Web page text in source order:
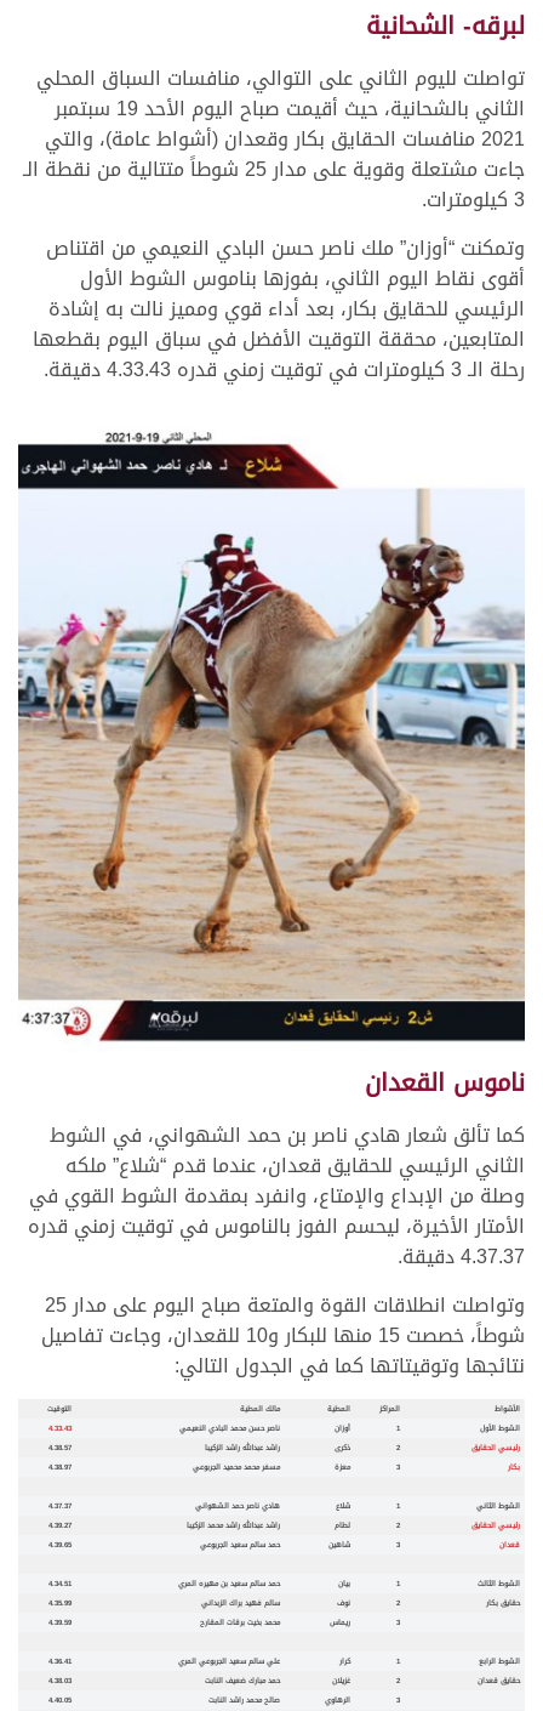
لبرقه- الشحانية
تواصلت لليوم الثاني على التوالي، منافسات السباق المحلي
الثاني بالشحانية، حيث أقيمت صباح اليوم الأحد 19 سبتمبر
2021 منافسات الحقايق بكار وقعدان (أشواط عامة)، والتي
جاءت مشتعلة وقوية على مدار 25 شوطاً متتالية من نقطة الـ
3 كيلومترات.
وتمكنت “أوزان” ملك ناصر حسن البادي النعيمي من اقتناص
أقوى نقاط اليوم الثاني، بفوزها بناموس الشوط الأول
الرئيسي للحقايق بكار، بعد أداء قوي ومميز نالت به إشادة
المتابعين، محققة التوقيت الأفضل في سباق اليوم بقطعها
رحلة الـ 3 كيلومترات في توقيت زمني قدره 4.33.43 دقيقة.
ناموس القعدان
كما تألق شعار هادي ناصر بن حمد الشهواني، في الشوط
الثاني الرئيسي للحقايق قعدان، عندما قدم “شلاع” ملكه
وصلة من الإبداع والإمتاع، وانفرد بمقدمة الشوط القوي في
الأمتار الأخيرة، ليحسم الفوز بالناموس في توقيت زمني قدره
4.37.37 دقيقة.
وتواصلت انطلاقات القوة والمتعة صباح اليوم على مدار 25
شوطاً، خصصت 15 منها للبكار و10 للقعدان، وجاءت تفاصيل
نتائجها وتوقيتاتها كما في الجدول التالي:
الأشواط المراكز المطية مالك المطية
التوقيت
الشوط الأول
1 أوزان ناصر حسن محمد البادي النعيمي
4.33.43
رئيسي الحقايق
2 ذكرى راشد عبدالله راشد الزكيبا
4.38.57
بكار
3 معزة مسفر محمد محميد الجربوعي 4.38.97
الشوط الثاني 1 شلاع هادي ناصر حمد الشهواني
4.37.37
رئيسي الحقايق
2 لطام راشد عبدالله راشد محمد الزكيبا
4.39.27
قعدان
3 شاهين حمد سالم سعيد الجربوعي 4.39.65
الشوط الثالث 1 بيان حمد سالم سعيد بن مهيره المري
4.34.51
حقايق بكار
2 نوف سالم فهيد براك الزبداني
4.35.99
3
ريماس محمد بخيت برقات المقارح 4.39.59
الشوط الرابع 1 كرار علي سالم سعيد الجربوعي المري
4.36.41
حقايق قعدان
2 غزيلان حمد مبارك ضعيف النابت
4.38.03
3
الرهاوي صالح محمد راشد النابت 4.40.05